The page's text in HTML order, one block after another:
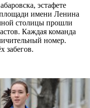
эстафете
площади имени Ленина
столицы прошли
Каждая команда
номер.
забегов.